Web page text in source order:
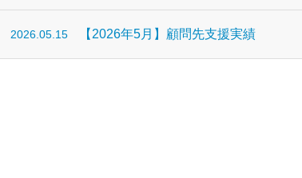
2026.05.15 【2026年5月】顧問先支援実績